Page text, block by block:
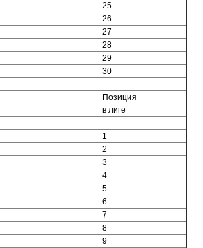
25
26
27
28
29
30
Позиция
в лиге
1
2
3
4
5
6
7
8
9